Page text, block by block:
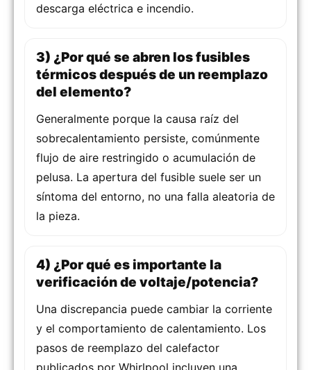
descarga eléctrica e incendio.
3) ¿Por qué se abren los fusibles
térmicos después de un reemplazo
del elemento?
Generalmente porque la causa raíz del
sobrecalentamiento persiste, comúnmente
flujo de aire restringido o acumulación de
pelusa. La apertura del fusible suele ser un
síntoma del entorno, no una falla aleatoria de
la pieza.
4) ¿Por qué es importante la
verificación de voltaje/potencia?
Una discrepancia puede cambiar la corriente
y el comportamiento de calentamiento. Los
pasos de reemplazo del calefactor
publicados por Whirlpool incluyen una